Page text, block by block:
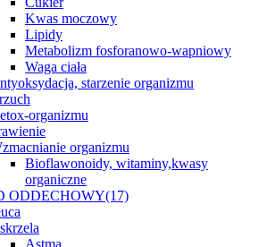
Kwas moczowy
Lipidy
Metabolizm fosforanowo-wapniowy
Waga ciała
starzenie organizmu
organizmu
organizmu
Bioflawonoidy, witaminy,kwasy
organiczne
ODDECHOWY(17)